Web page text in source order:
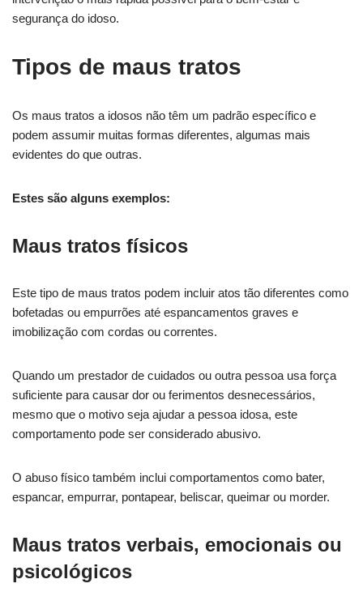
segurança do idoso.
Tipos de maus tratos
Os maus tratos a idosos não têm um padrão específico e
podem assumir muitas formas diferentes, algumas mais
evidentes do que outras.
Estes são alguns exemplos:
Maus tratos físicos
Este tipo de maus tratos podem incluir atos tão diferentes como
bofetadas ou empurrões até espancamentos graves e
imobilização com cordas ou correntes.
Quando um prestador de cuidados ou outra pessoa usa força
suficiente para causar dor ou ferimentos desnecessários,
mesmo que o motivo seja ajudar a pessoa idosa, este
comportamento pode ser considerado abusivo.
O abuso físico também inclui comportamentos como bater,
espancar, empurrar, pontapear, beliscar, queimar ou morder.
Maus tratos verbais, emocionais ou
psicológicos